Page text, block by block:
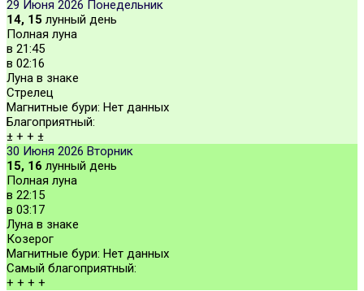
29 Июня 2026 Понедельник
14, 15 лунный день
Полная луна
в 21:45
в 02:16
Луна в знаке
Стрелец
Магнитные бури: Нет данных
Благоприятный:
± + + ±
30 Июня 2026 Вторник
15, 16 лунный день
Полная луна
в 22:15
в 03:17
Луна в знаке
Козерог
Магнитные бури: Нет данных
Самый благоприятный:
+ + + +